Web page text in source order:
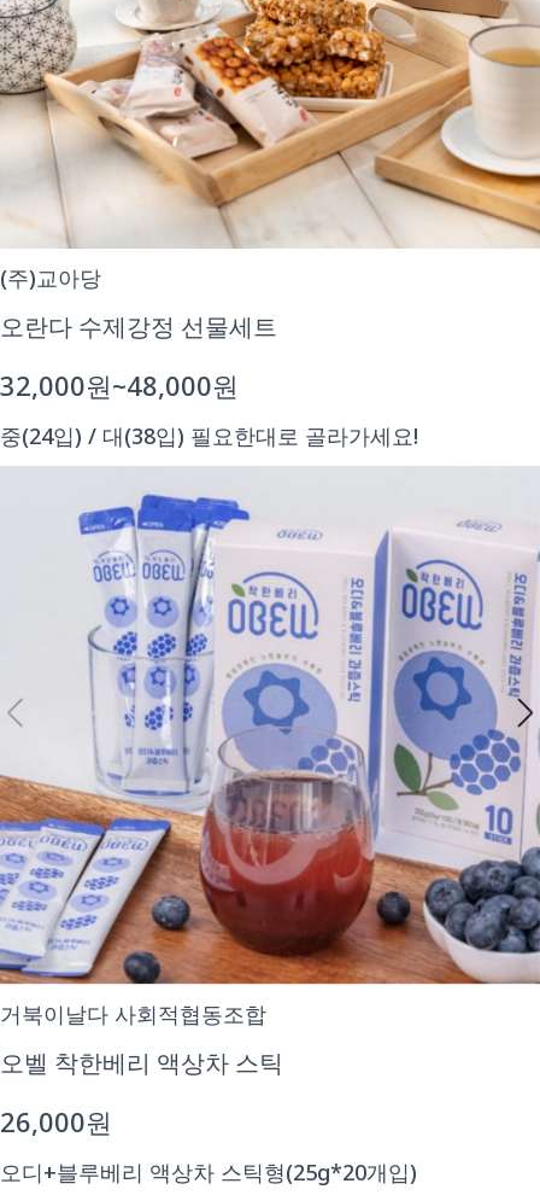
(주)교아당
오란다 수제강정 선물세트
32,000원~48,000원
중(24입) / 대(38입) 필요한대로 골라가세요!
거북이날다 사회적협동조합
오벨 착한베리 액상차 스틱
26,000원
오디+블루베리 액상차 스틱형(25g*20개입)